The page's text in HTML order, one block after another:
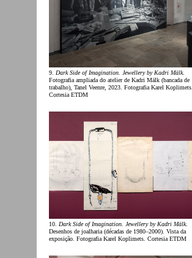
9. Dark Side of Imagination. Jewellery by Kadri Mälk.
Fotografia ampliada do atelier de Kadri Mälk (bancada de
trabalho), Tanel Veenre, 2023. Fotografia Karel Koplimets.
Cortesia ETDM
10. Dark Side of Imagination. Jewellery by Kadri Mälk.
Desenhos de joalharia (décadas de 1980–2000). Vista da
exposição. Fotografia Karel Koplimets. Cortesia ETDM